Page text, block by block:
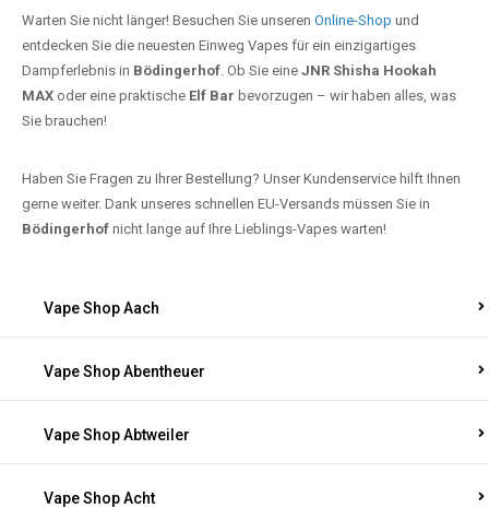
Warten Sie nicht länger! Besuchen Sie unseren Online-Shop und
entdecken Sie die neuesten Einweg Vapes für ein einzigartiges
Dampferlebnis in Bödingerhof. Ob Sie eine JNR Shisha Hookah
MAX oder eine praktische Elf Bar bevorzugen – wir haben alles, was
Sie brauchen!
Haben Sie Fragen zu Ihrer Bestellung? Unser Kundenservice hilft Ihnen
gerne weiter. Dank unseres schnellen EU-Versands müssen Sie in
Bödingerhof nicht lange auf Ihre Lieblings-Vapes warten!
Vape Shop Aach
Vape Shop Abentheuer
Vape Shop Abtweiler
Vape Shop Acht